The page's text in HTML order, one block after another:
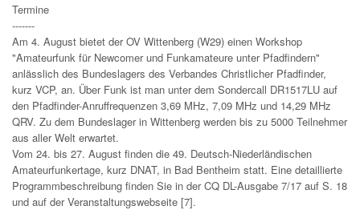
Termine
-------
Am 4. August bietet der OV Wittenberg (W29) einen Workshop
"Amateurfunk für Newcomer und Funkamateure unter Pfadfindern"
anlässlich des Bundeslagers des Verbandes Christlicher Pfadfinder,
kurz VCP, an. Über Funk ist man unter dem Sondercall DR1517LU auf
den Pfadfinder-Anruffrequenzen 3,69 MHz, 7,09 MHz und 14,29 MHz
QRV. Zu dem Bundeslager in Wittenberg werden bis zu 5000 Teilnehmer
aus aller Welt erwartet.
Vom 24. bis 27. August finden die 49. Deutsch-Niederländischen
Amateurfunkertage, kurz DNAT, in Bad Bentheim statt. Eine detaillierte
Programmbeschreibung finden Sie in der CQ DL-Ausgabe 7/17 auf S. 18
und auf der Veranstaltungswebseite [7].